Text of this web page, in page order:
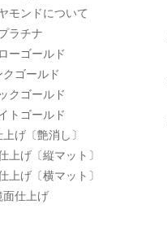
モンドについて
ラチナ
ーゴールド
クゴールド
クゴールド
トゴールド
げ〔艶消し〕
上げ〔縦マット〕
上げ〔横マット〕
面仕上げ